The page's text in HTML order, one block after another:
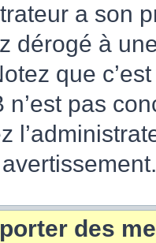
a son
dérogé à
que
pas
des